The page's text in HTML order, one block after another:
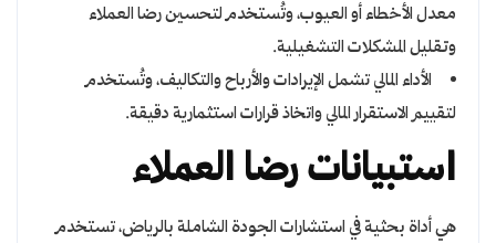
معدل الأخطاء أو العيوب، وتُستخدم لتحسين رضا العملاء
وتقليل المشكلات التشغيلية.
الأداء المالي تشمل الإيرادات والأرباح والتكاليف، وتُستخدم
لتقييم الاستقرار المالي واتخاذ قرارات استثمارية دقيقة.
استبيانات رضا العملاء
هي أداة بحثية في استشارات الجودة الشاملة بالرياض، تستخدم